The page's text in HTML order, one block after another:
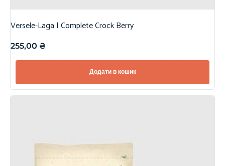
Versele-Laga | Complete Crock Berry
255,00 ₴
Додати в кошик